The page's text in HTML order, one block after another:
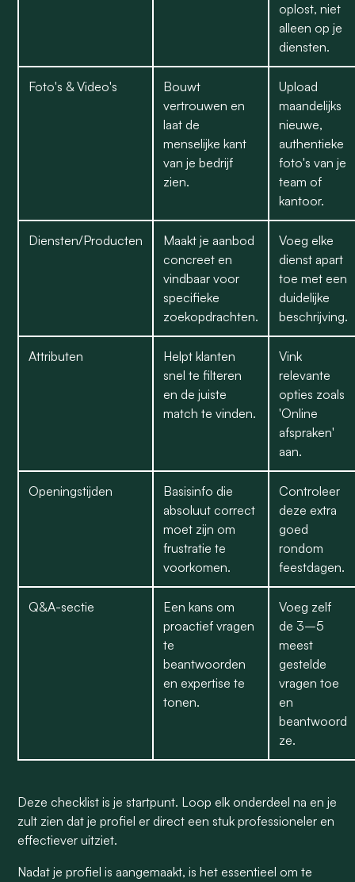
oplost, niet
alleen op je
diensten.
Foto's & Video's
Bouwt
vertrouwen en
laat de
menselijke kant
van je bedrijf
zien.
Upload
maandelijks
nieuwe,
authentieke
foto's van je
team of
kantoor.
Diensten/Producten
Maakt je aanbod
concreet en
vindbaar voor
specifieke
zoekopdrachten.
Voeg elke
dienst apart
toe met een
duidelijke
beschrijving.
Attributen
Helpt klanten
snel te filteren
en de juiste
match te vinden.
Vink
relevante
opties zoals
'Online
afspraken'
aan.
Openingstijden
Basisinfo die
absoluut correct
moet zijn om
frustratie te
voorkomen.
Controleer
deze extra
goed
rondom
feestdagen.
Q&A-sectie
Een kans om
proactief vragen
te
beantwoorden
en expertise te
tonen.
Voeg zelf
de 3–5
meest
gestelde
vragen toe
en
beantwoord
ze.
Deze checklist is je startpunt. Loop elk onderdeel na en je
zult zien dat je profiel er direct een stuk professioneler en
effectiever uitziet.
Nadat je profiel is aangemaakt, is het essentieel om te